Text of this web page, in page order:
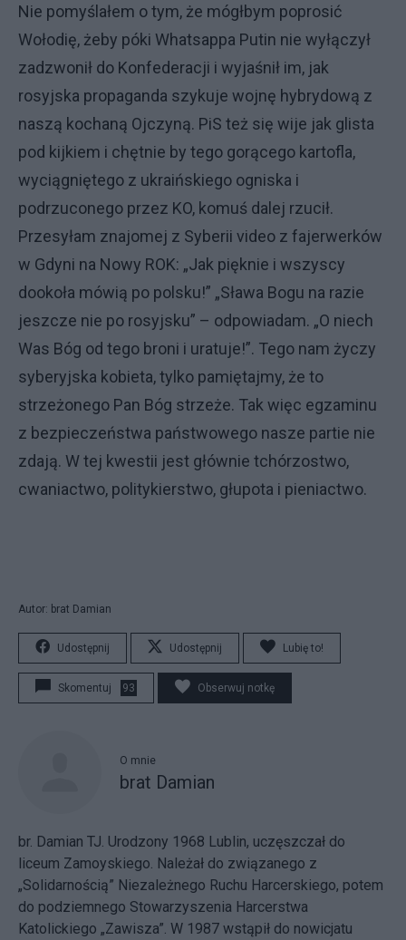
Nie pomyślałem o tym, że mógłbym poprosić
Wołodię, żeby póki Whatsappa Putin nie wyłączył
zadzwonił do Konfederacji i wyjaśnił im, jak
rosyjska propaganda szykuje wojnę hybrydową z
naszą kochaną Ojczyną. PiS też się wije jak glista
pod kijkiem i chętnie by tego gorącego kartofla,
wyciągniętego z ukraińskiego ogniska i
podrzuconego przez KO, komuś dalej rzucił.
Przesyłam znajomej z Syberii video z fajerwerków
w Gdyni na Nowy ROK: „Jak pięknie i wszyscy
dookoła mówią po polsku!” „Sława Bogu na razie
jeszcze nie po rosyjsku” – odpowiadam. „O niech
Was Bóg od tego broni i uratuje!”. Tego nam życzy
syberyjska kobieta, tylko pamiętajmy, że to
strzeżonego Pan Bóg strzeże. Tak więc egzaminu
z bezpieczeństwa państwowego nasze partie nie
zdają. W tej kwestii jest głównie tchórzostwo,
cwaniactwo, politykierstwo, głupota i pieniactwo.
Autor: brat Damian
Udostępnij Udostępnij Lubię to!
Skomentuj 93 Obserwuj notkę
O mnie
brat Damian
br. Damian TJ. Urodzony 1968 Lublin, uczęszczał do
liceum Zamoyskiego. Należał do związanego z
„Solidarnością” Niezależnego Ruchu Harcerskiego, potem
do podziemnego Stowarzyszenia Harcerstwa
Katolickiego „Zawisza”. W 1987 wstąpił do nowicjatu